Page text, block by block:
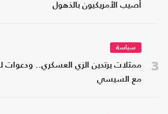
أصيب الأمريكيون بالذهول
3
سياسة
ممثلات يرتدين الزي العسكري..
مع السيسي